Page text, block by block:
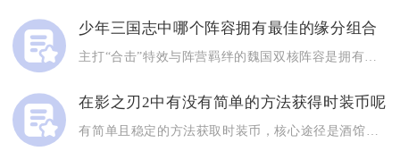
少年三国志中哪个阵容拥有最佳的缘分组合
在影之刃2中有没有简单的方法获得时装币呢
有简单且稳定的方法获取时装币，核心途径是酒馆喝酒，搭配日常活...